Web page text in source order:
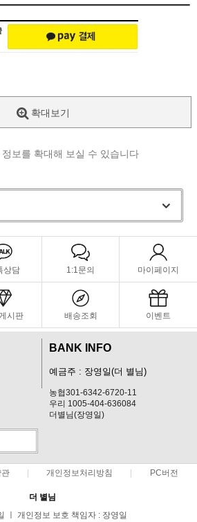
확대보기
정보를 확대해 보실 수 있습니다
상담 1:1문의 마이페이지
시판 배송조회 이벤트
BANK INFO
예금주 : 장영일(더 별님)
농협301-6342-6720-11
우리 1005-404-636084
더별님(장영일)
관 개인정보처리방침 PC버전
더 별님
ㅣ 개인정보 보호 책임자 : 장영일